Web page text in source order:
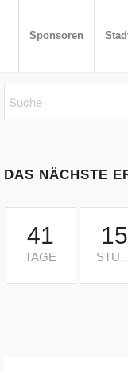
Sponsoren
DAS NÄCHSTE
41
TAGE
15